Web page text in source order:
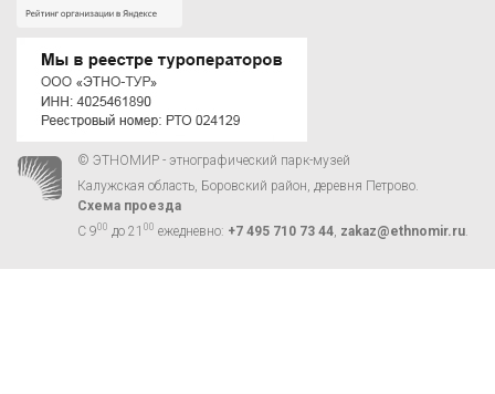
© ЭТНОМИР - этнографический парк-музей
Калужская область, Боровский район, деревня Петрово.
Схема проезда
С 900 до 21 00 ежедневно: +7 495 710 73 44 zakaz@ethnomir.ru